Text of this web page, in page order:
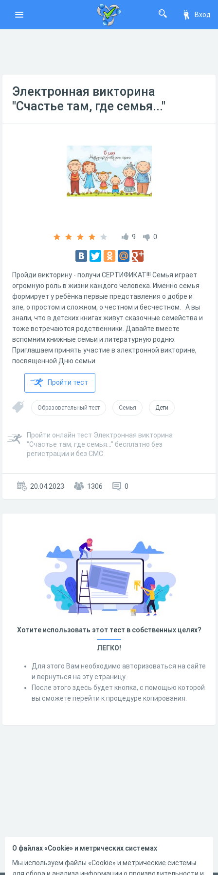
Вход
Электронная викторина
"Счастье там, где семья..."
9 0
Пройди викторину - получи СЕРТИФИКАТ!!! Семья играет
огромную роль в жизни каждого человека. Именно семья
формирует у ребёнка первые представления о добре и
зле, о простом и сложном, о честном и бесчестном. А вы
знали, что в детских книгах живут сказочные семейства и
тоже встречаются родственники. Давайте вместе
вспомним книжные семьи и литературную родню.
Приглашаем принять участие в электронной викторине,
посвященной Дню семьи.
Пройти тест
Образовательный тест Семья Дети
Пройти онлайн тест Электронная викторина
"Счастье там, где семья..." бесплатно без
регистрации и без СМС
20.04.2023 1306 0
Хотите использовать этот тест в собственных целях?
ЛЕГКО!
Для этого Вам необходимо авторизоваться на сайте
и вернуться на эту страницу.
После этого здесь будет кнопка, с помощью которой
вы сможете перейти к процедуре копирования.
О файлах «Cookie» и метрических системах
Мы используем файлы «Cookie» и метрические системы